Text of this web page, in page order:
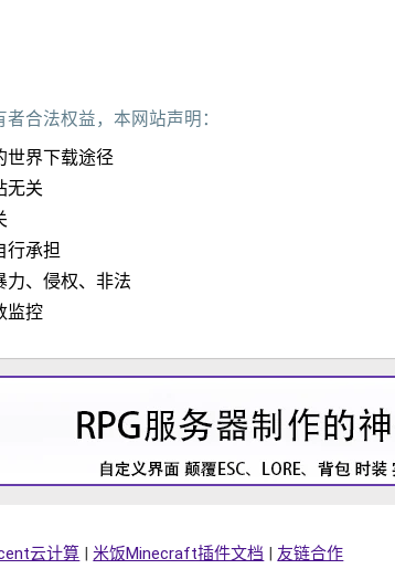
合法权益，本网站声明：
世界下载途径
无关
行承担
力、侵权、非法
监控
云计算 |米饭Minecraft插件文档 | 友链合作